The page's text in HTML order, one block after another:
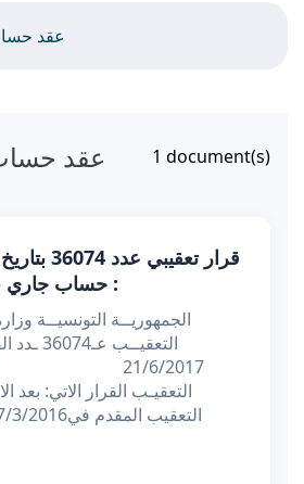
عقد
عقد 1 document(s)
: حساب جاري -
الجمهوريــة التونسيــة
21/6/2017
التعقيـب القرار الاتي: